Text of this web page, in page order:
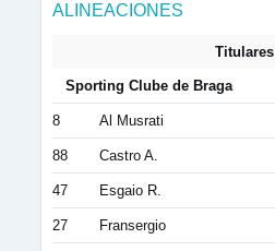
ALINEACIONES
Titulares
Sporting Clube de Braga
8 Al Musrati
88 Castro A.
47 Esgaio R.
27 Fransergio